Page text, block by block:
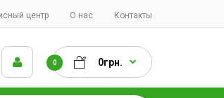
центр О нас Контакты
0 0грн.